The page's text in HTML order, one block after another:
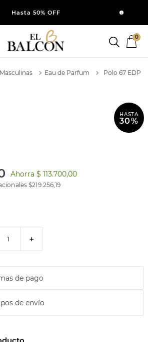
Hasta 50% OFF
0
Masculinas Eau de Parfum Polo 67 EDP
HASTA
30%
Ahorra $ 113.700,00
$219.256,19
＋
de pago
de envío